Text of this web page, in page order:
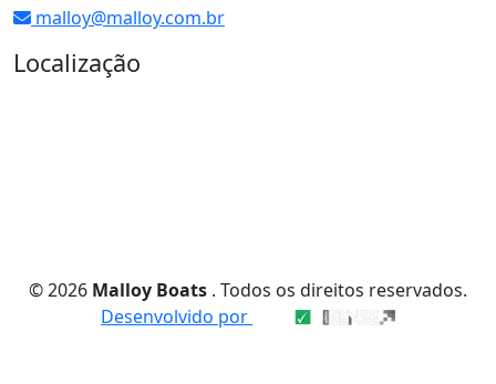
malloy@malloy.com.br
Localização
© 2026 Malloy Boats . Todos os direitos reservados.
Desenvolvido por